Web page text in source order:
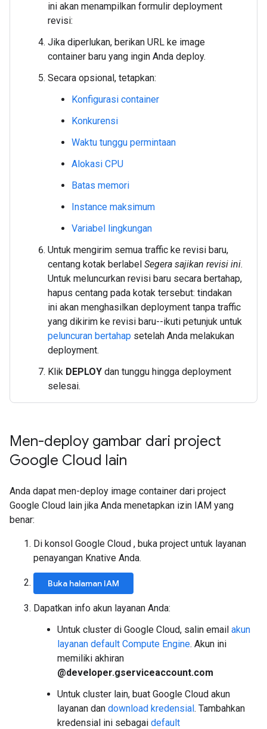
ini akan menampilkan formulir deployment
revisi:
Jika diperlukan, berikan URL ke image
container baru yang ingin Anda deploy.
Secara opsional, tetapkan:
Konfigurasi container
Konkurensi
Waktu tunggu permintaan
Alokasi CPU
Batas memori
Instance maksimum
Variabel lingkungan
Untuk mengirim semua traffic ke revisi baru,
centang kotak berlabel Segera sajikan revisi ini.
Untuk meluncurkan revisi baru secara bertahap,
hapus centang pada kotak tersebut: tindakan
ini akan menghasilkan deployment tanpa traffic
yang dikirim ke revisi baru--ikuti petunjuk untuk
peluncuran bertahap setelah Anda melakukan
deployment.
Klik DEPLOY dan tunggu hingga deployment
selesai.
Men-deploy gambar dari project
Google Cloud lain
Anda dapat men-deploy image container dari project
Google Cloud lain jika Anda menetapkan izin IAM yang
benar:
Di konsol Google Cloud , buka project untuk layanan
penayangan Knative Anda.
Buka halaman IAM
Dapatkan info akun layanan Anda:
Untuk cluster di Google Cloud, salin email akun
layanan default Compute Engine. Akun ini
memiliki akhiran
@developer.gserviceaccount.com
Untuk cluster lain, buat Google Cloud akun
layanan dan download kredensial. Tambahkan
kredensial ini sebagai default